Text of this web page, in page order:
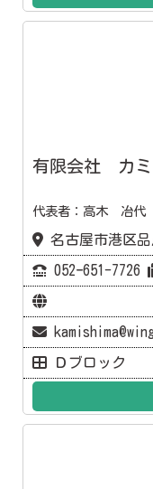
有限会社 カミ
代表者：高木 冶代
名古屋市港区
052ｰ651-7726
Ｄブロック